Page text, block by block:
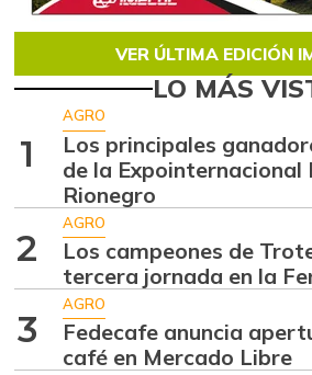
VER ÚLTIMA EDICIÓN
LO MÁS
1
AGRO
Los principales
de la Expointernacional
Rionegro
2
AGRO
Los campeones de
tercera jornada en la
3
AGRO
Fedecafe anuncia
café en Mercado Libre